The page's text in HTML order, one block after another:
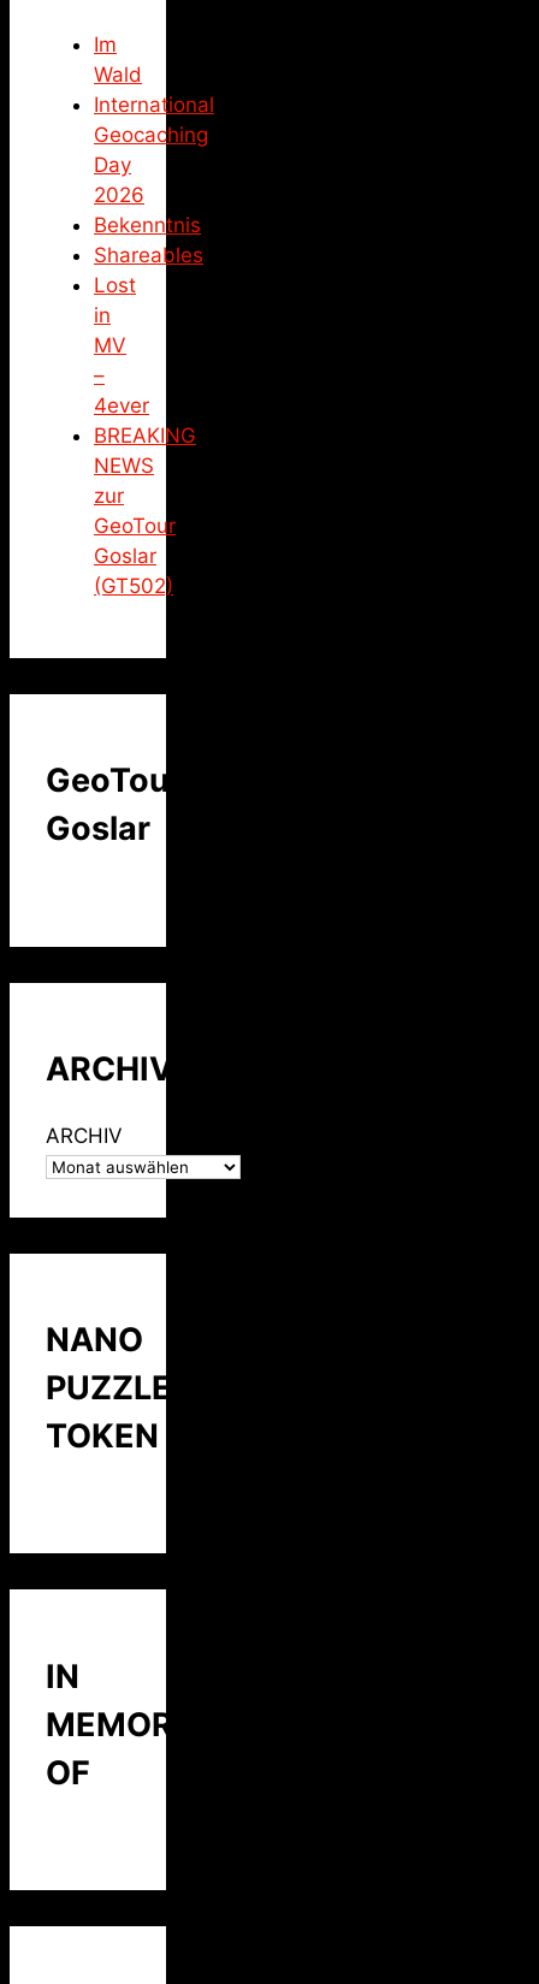
Im
Wald
International
Geocaching
Day
2026
Bekenntnis
Shareables
Lost
in
MV
–
4ever
BREAKING
NEWS
zur
GeoTour
Goslar
(GT502)
GeoTour
Goslar
ARCHIV
ARCHIV
NANO
PUZZLE
TOKEN
IN
MEMORY
OF